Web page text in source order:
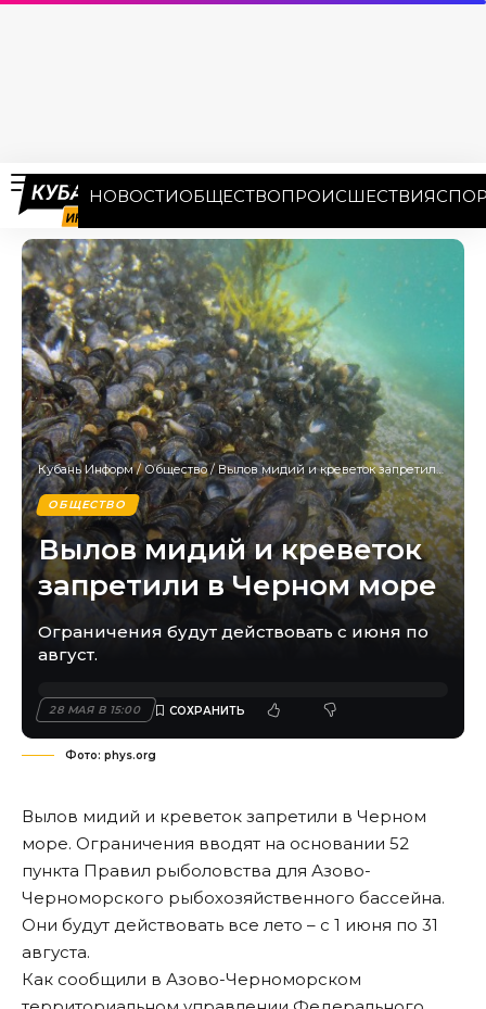
НОВОСТИОБЩЕСТВОПРОИСШЕСТВИЯ
Кубань Информ/Общество/Вылов мидий и креветок запретили в Черном море
ОБЩЕСТВО
Вылов мидий и креветок
запретили в Черном море
Ограничения будут действовать с июня по
август.
28 МАЯ В 15:00
Фото: phys.org
Вылов мидий и креветок запретили в Черном
море. Ограничения вводят на основании 52
пункта Правил рыболовства для Азово-
Черноморского рыбохозяйственного бассейна.
Они будут действовать все лето – с 1 июня по 31
августа.
Как сообщили в Азово-Черноморском